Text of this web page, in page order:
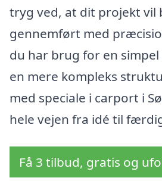
tryg ved, at dit projekt vil
gennemført med
du har brug for en
en mere kompleks
med speciale i carport i
hele vejen fra idé til
Få 3 tilbud, gratis og